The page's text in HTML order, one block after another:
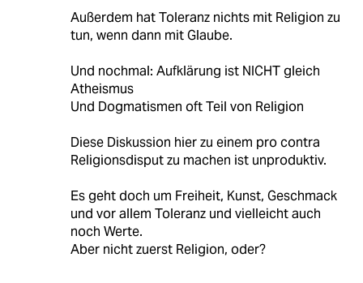
Außerdem hat Toleranz nichts mit Religion zu
tun, wenn dann mit Glaube.
Und nochmal: Aufklärung ist NICHT gleich
Atheismus
Und Dogmatismen oft Teil von Religion
Diese Diskussion hier zu einem pro contra
Religionsdisput zu machen ist unproduktiv.
Es geht doch um Freiheit, Kunst, Geschmack
und vor allem Toleranz und vielleicht auch
noch Werte.
Aber nicht zuerst Religion, oder?